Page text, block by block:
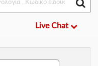
Live Chat